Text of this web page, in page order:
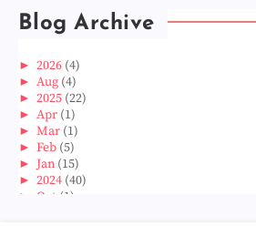
Blog Archive
► 2026 (4)
► Aug (4)
► 2025 (22)
► Apr (1)
► Mar (1)
► Feb (5)
► Jan (15)
► 2024 (40)
► Oct (1)